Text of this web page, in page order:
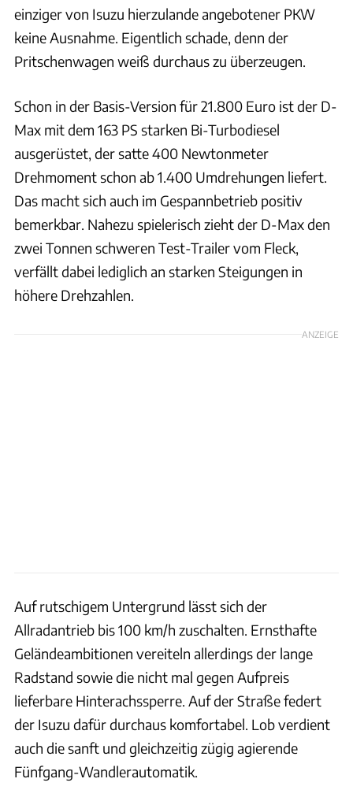
einziger von Isuzu hierzulande angebotener PKW
keine Ausnahme. Eigentlich schade, denn der
Pritschenwagen weiß durchaus zu überzeugen.
Schon in der Basis-Version für 21.800 Euro ist der D-
Max mit dem 163 PS starken Bi-Turbodiesel
ausgerüstet, der satte 400 Newtonmeter
Drehmoment schon ab 1.400 Umdrehungen liefert.
Das macht sich auch im Gespannbetrieb positiv
bemerkbar. Nahezu spielerisch zieht der D-Max den
zwei Tonnen schweren Test-Trailer vom Fleck,
verfällt dabei lediglich an starken Steigungen in
höhere Drehzahlen.
ANZEIGE
Auf rutschigem Untergrund lässt sich der
Allradantrieb bis 100 km/h zuschalten. Ernsthafte
Geländeambitionen vereiteln allerdings der lange
Radstand sowie die nicht mal gegen Aufpreis
lieferbare Hinterachssperre. Auf der Straße federt
der Isuzu dafür durchaus komfortabel. Lob verdient
auch die sanft und gleichzeitig zügig agierende
Fünfgang-Wandlerautomatik.